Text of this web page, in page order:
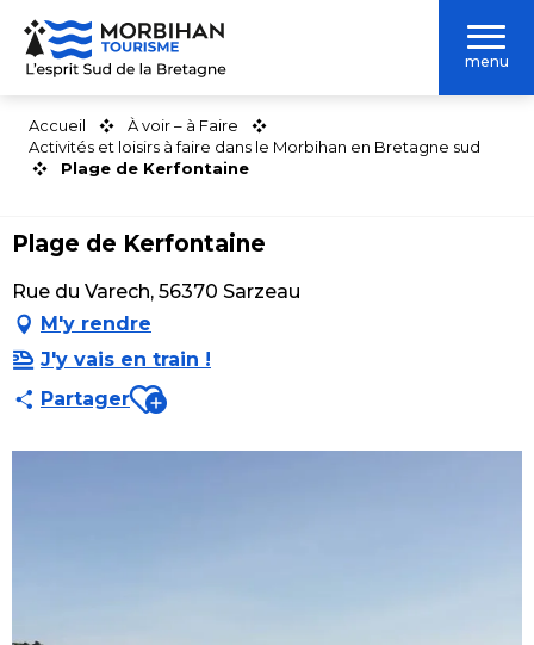
Aller
contenu
menu
Accueil
À voir – à Faire
Activités et loisirs à faire dans le Morbihan en Bretagne sud
Plage de Kerfontaine
Plage de Kerfontaine
Rue du Varech, 56370 Sarzeau
M'y rendre
J'y vais en train !
PartagerAjouter aux favoris